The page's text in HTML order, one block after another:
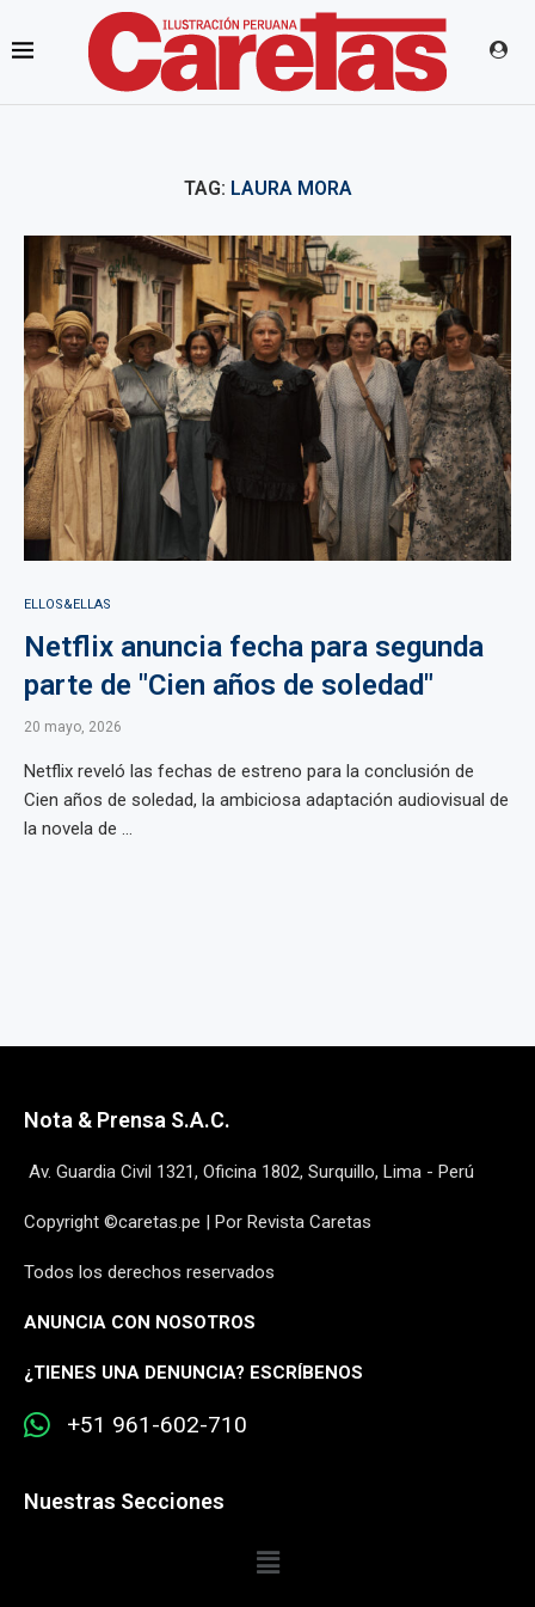
TAG: LAURA MORA
ELLOS&ELLAS
Netflix anuncia fecha para segunda
parte de "Cien años de soledad"
20 mayo, 2026
Netflix reveló las fechas de estreno para la conclusión de
Cien años de soledad, la ambiciosa adaptación audiovisual de
la novela de ...
Nota & Prensa S.A.C.
Av. Guardia Civil 1321, Oficina 1802, Surquillo, Lima - Perú
Copyright ©caretas.pe | Por Revista Caretas
Todos los derechos reservados
ANUNCIA CON NOSOTROS
¿TIENES UNA DENUNCIA? ESCRÍBENOS
+51 961-602-710
Nuestras Secciones